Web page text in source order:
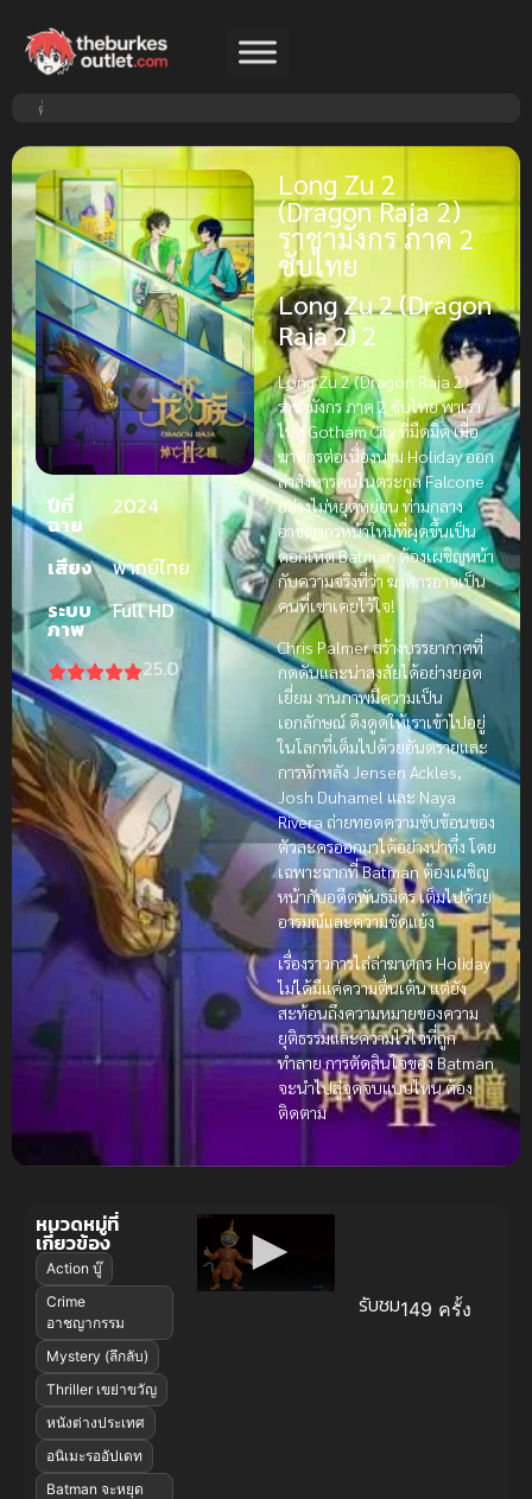
ปีที่
ฉาย
2024
เสียง
พากย์ไทย
ระบบ
ภาพ
Full HD
25.0
Long Zu 2
(Dragon Raja 2)
ราชามังกร ภาค 2
ซับไทย
Long Zu 2 (Dragon
Raja 2) 2
Long Zu 2 (Dragon Raja 2)
ราชามังกร ภาค 2 ซับไทย พาเรา
ไปสู่ Gotham City ที่มืดมิด เมื่อ
ฆาตกรต่อเนื่องนาม Holiday ออก
ล่าสังหารคนในตระกูล Falcone
อย่างไม่หยุดหย่อน ท่ามกลาง
อาชญากรหน้าใหม่ที่ผุดขึ้นเป็น
ดอกเห็ด Batman ต้องเผชิญหน้า
กับความจริงที่ว่า ฆาตกรอาจเป็น
คนที่เขาเคยไว้ใจ!
Chris Palmer สร้างบรรยากาศที่
กดดันและน่าสงสัยได้อย่างยอด
เยี่ยม งานภาพมีความเป็น
เอกลักษณ์ ดึงดูดให้เราเข้าไปอยู่
ในโลกที่เต็มไปด้วยอันตรายและ
การหักหลัง Jensen Ackles,
Josh Duhamel และ Naya
Rivera ถ่ายทอดความซับซ้อนของ
ตัวละครออกมาได้อย่างน่าทึ่ง โดย
เฉพาะฉากที่ Batman ต้องเผชิญ
หน้ากับอดีตพันธมิตร เต็มไปด้วย
อารมณ์และความขัดแย้ง
เรื่องราวการไล่ล่าฆาตกร Holiday
ไม่ได้มีแค่ความตื่นเต้น แต่ยัง
สะท้อนถึงความหมายของความ
ยุติธรรมและความไว้ใจที่ถูก
ทำลาย การตัดสินใจของ Batman
จะนำไปสู่จุดจบแบบไหน ต้อง
ติดตาม
รับชม149 ครั้ง
หมวดหมู่ที่
เกี่ยวข้อง
Action บู๊
Crime
อาชญากรรม
Mystery (ลึกลับ)
Thriller เขย่าขวัญ
หนังต่างประเทศ
อนิเมะรออัปเดท
Batman จะหยุด